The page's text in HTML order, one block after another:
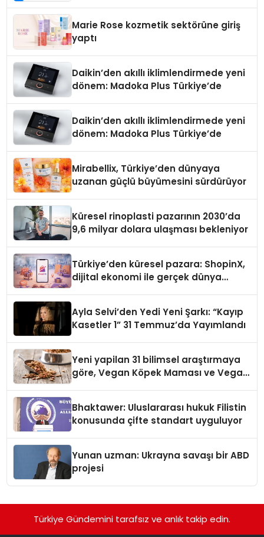
Marie Rose kozmetik sektörüne giriş
yaptı
Daikin’den akıllı iklimlendirmede yeni
dönem: Madoka Plus Türkiye’de
Daikin’den akıllı iklimlendirmede yeni
dönem: Madoka Plus Türkiye’de
Mirabellix, Türkiye’den dünyaya
uzanan güçlü büyümesini sürdürüyor
Küresel rinoplasti pazarının 2030’da
9,6 milyar dolara ulaşması bekleniyor
Türkiye’den küresel pazara: ShopinX,
dijital ekonomi ile gerçek dünya
Ayla Selvi’den Yedi Yeni Şarkı: “Kayıp
Kasetler 1” 31 Temmuz’da Yayımlandı
Yeni yapilan 31 bilimsel araştırmaya
göre, Vegan Köpek Maması ve Vegan
Bhaktawer: Uluslararası hukuk Filistin
konusunda çifte standart uyguluyor
Yunan uzman: Ukrayna savaşı bir ABD
projesi
Türkiye Gündemini tarafsız ve anlık takip edin.